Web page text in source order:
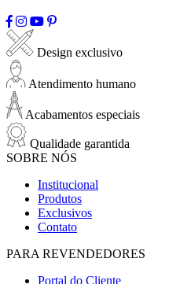
Design exclusivo
Atendimento humano
Acabamentos especiais
Qualidade garantida
SOBRE NÓS
Institucional
Produtos
Exclusivos
Contato
PARA REVENDEDORES
Portal do Cliente